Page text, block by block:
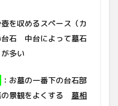
壺を収めるスペース（カ
台石 中台によって墓石
多い
：お墓の一番下の台石部
景観をよくする 墓相